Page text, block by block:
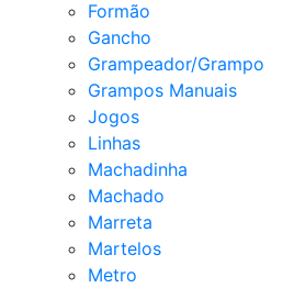
Formão
Gancho
Grampeador/Grampo
Grampos Manuais
Jogos
Linhas
Machadinha
Machado
Marreta
Martelos
Metro